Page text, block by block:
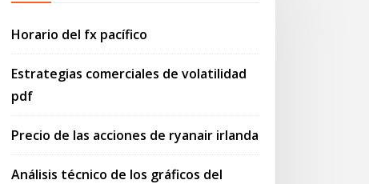
Horario del fx pacífico
Estrategias comerciales de volatilidad
pdf
Precio de las acciones de ryanair irlanda
Análisis técnico de los gráficos del